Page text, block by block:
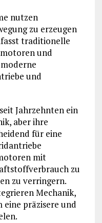
nutzen
zu erzeugen
traditionelle
und
und
Jahrzehnten ein
aber ihre
für eine
mit
zu
zu verringern.
Mechanik,
präzisere und